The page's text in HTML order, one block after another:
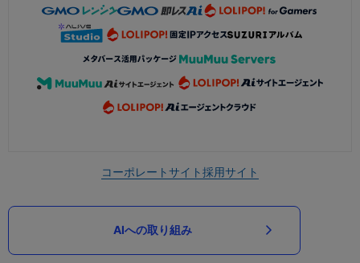
コーポレートサイト採用サイト
AIへの取り組み